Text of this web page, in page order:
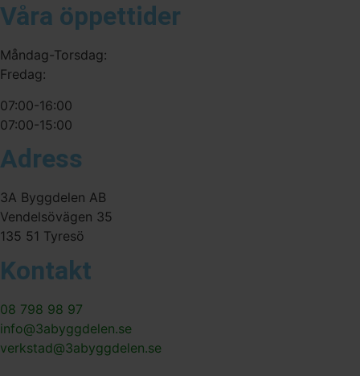
Våra öppettider
Måndag-Torsdag:
Fredag:
07:00-16:00
07:00-15:00
Adress
3A Byggdelen AB
Vendelsövägen 35
135 51 Tyresö
Kontakt
08 798 98 97
info@3abyggdelen.se
verkstad@3abyggdelen.se